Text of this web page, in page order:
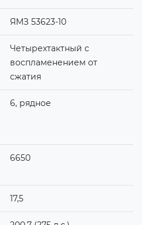
ЯМЗ 53623-10
Четырехтактный с
воспламенением от
сжатия
6, рядное
6650
17,5